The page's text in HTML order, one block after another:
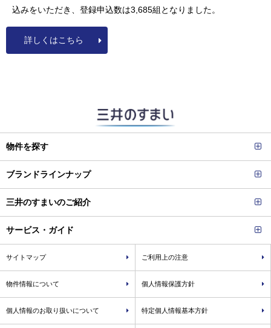
込みをいただき、登録申込数は3,685組となりました。
詳しくはこちら
物件を探す
ブランドラインナップ
三井のすまいのご紹介
サービス・ガイド
サイトマップ ご利用上の注意
物件情報について 個人情報保護方針
個人情報のお取り扱いについて 特定個人情報基本方針